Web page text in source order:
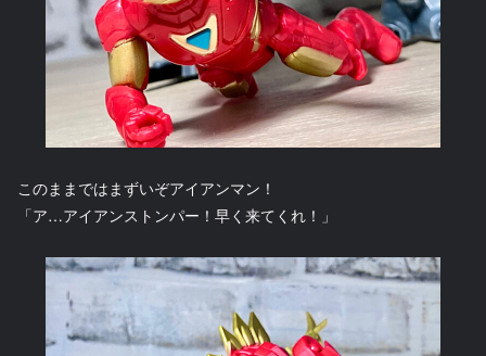
このままではまずいぞアイアンマン！
「ア…アイアンストンパー！早く来てくれ！」